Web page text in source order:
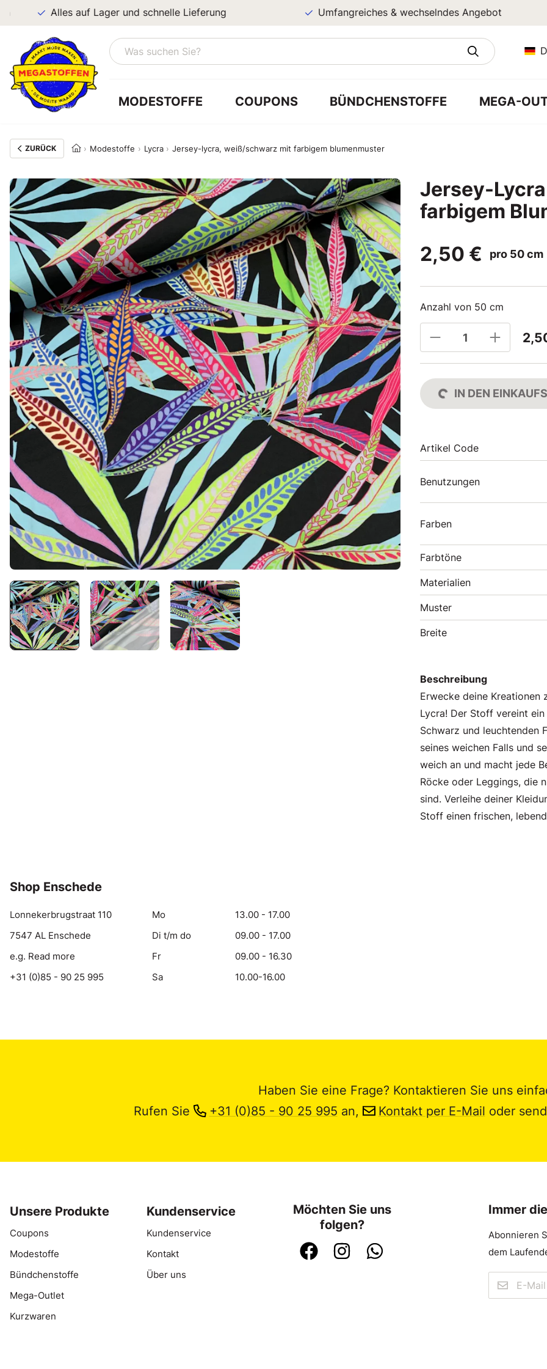
Alles auf Lager und schnelle Lieferung Umfangreiches & wechselndes Angebot
MODESTOFFE COUPONS BÜNDCHENSTOFFE MEGA-
ZURÜCK Modestoffe Lycra Jersey-lycra, weiß/schwarz mit farbigem blumenmuster
Jersey-
farbigem
2,50 €
pro 50 cm
Anzahl von 50 cm
IN DEN
Artikel Code
Benutzungen
Farben
Farbtöne
Materialien
Muster
Breite
Beschreibung
Erwecke deine Kreationen
Lycra! Der Stoff vereint
Schwarz und leuchtenden
seines weichen Falls und
weich an und macht jede
Röcke oder Leggings, die
sind. Verleihe deiner
Stoff einen frischen,
Shop Enschede
Lonnekerbrugstraat 110
7547 AL Enschede
e.g. Read more
+31 (0)85 - 90 25 995
Mo
13.00 - 17.00
Di t/m do
09.00 - 17.00
Fr
09.00 - 16.30
Sa
10.00-16.00
Haben Sie eine Frage? Kontaktieren Sie uns
Rufen Sie
+31 (0)85 - 90 25 995 an, Kontakt per E-Mail oder
Unsere Produkte
Coupons
Modestoffe
Bündchenstoffe
Mega-Outlet
Kurzwaren
Kundenservice
Kundenservice
Kontakt
Über uns
Möchten Sie uns
folgen?
Immer
Abonnieren
dem